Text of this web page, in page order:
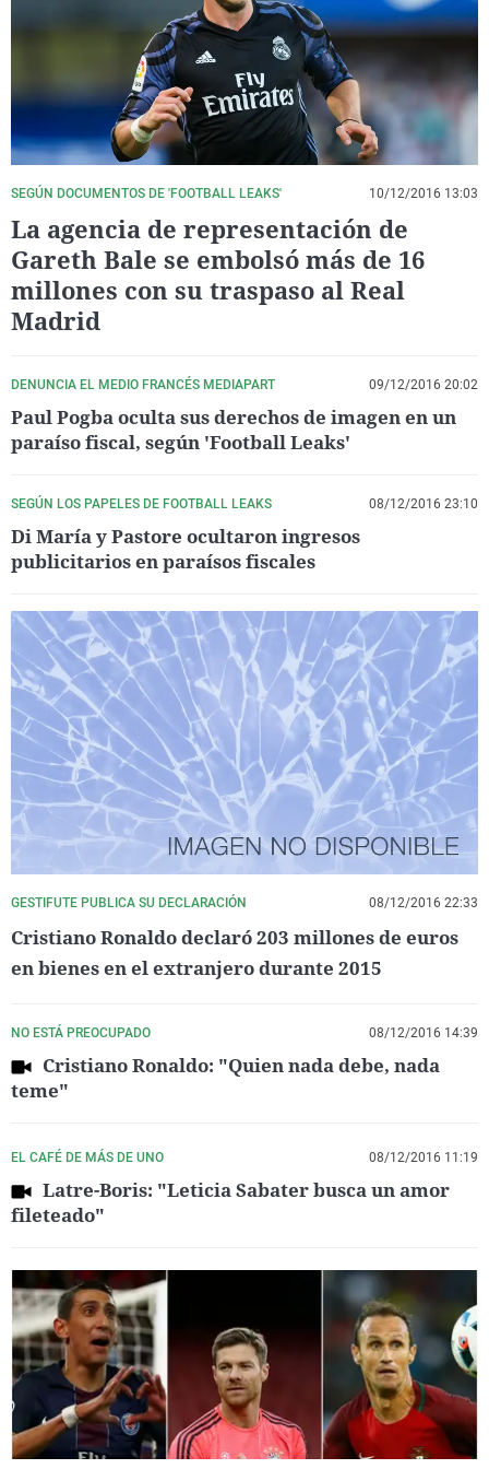
La rosa de los vientos
Gente viajera
Como el perro y el
Caso
Retornados
Equipo de
Operación Viuda
Extremadura
Galicia
La Rioja
Navarra
País Vasco
Virales
Televisión
Elecciones
SEGÚN DOCUMENTOS DE 'FOOTBALL LEAKS' 10/12/2016 13:03
La agencia de representación de
Gareth Bale se embolsó más de 16
millones con su traspaso al Real
Madrid
DENUNCIA EL MEDIO FRANCÉS MEDIAPART 09/12/2016 20:02
Paul Pogba oculta sus derechos de imagen en un
paraíso fiscal, según 'Football Leaks'
SEGÚN LOS PAPELES DE FOOTBALL LEAKS 08/12/2016 23:10
Di María y Pastore ocultaron ingresos
publicitarios en paraísos fiscales
GESTIFUTE PUBLICA SU DECLARACIÓN 08/12/2016 22:33
Cristiano Ronaldo declaró 203 millones de euros
en bienes en el extranjero durante 2015
NO ESTÁ PREOCUPADO 08/12/2016 14:39
Cristiano Ronaldo: "Quien nada debe, nada
teme"
EL CAFÉ DE MÁS DE UNO 08/12/2016 11:19
Latre-Boris: "Leticia Sabater busca un amor
fileteado"